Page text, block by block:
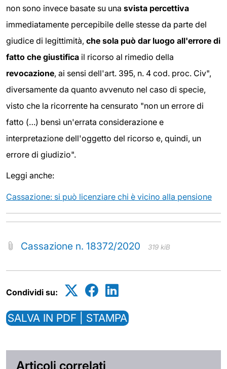
non sono invece basate su una svista percettiva
immediatamente percepibile delle stesse da parte del
giudice di legittimità, che sola può dar luogo all'errore di
fatto che giustifica il ricorso al rimedio della
revocazione, ai sensi dell'art. 395, n. 4 cod. proc. Civ",
diversamente da quanto avvenuto nel caso di specie,
visto che la ricorrente ha censurato "non un errore di
fatto (…) bensì un'errata considerazione e
interpretazione dell'oggetto del ricorso e, quindi, un
errore di giudizio".
Leggi anche:
Cassazione: si può licenziare chi è vicino alla pensione
Cassazione n. 18372/2020 319 kiB
Condividi su:
SALVA IN PDF | STAMPA
Articoli correlati